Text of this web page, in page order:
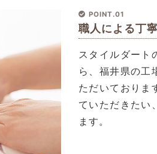
POINT.01
職人による丁
スタイルダート
ら、福井県の工
ただいておりま
ていただきたい
ます。